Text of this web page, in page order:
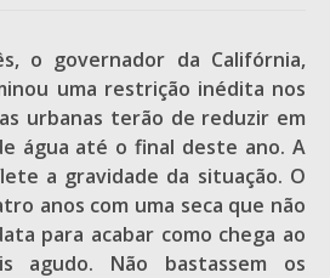
o governador da Califórnia,
uma restrição inédita nos
urbanas terão de reduzir em
água até o final deste ano. A
a gravidade da situação. O
anos com uma seca que não
para acabar como chega ao
agudo. Não bastassem os